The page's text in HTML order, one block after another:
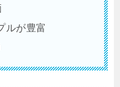
ルが豊富